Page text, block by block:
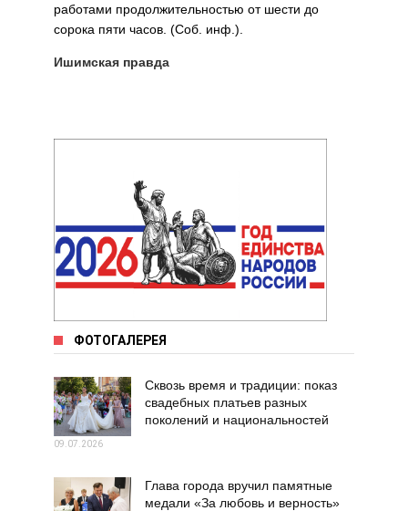
работами продолжительностью от шести до
сорока пяти часов. (Соб. инф.).
Ишимская правда
ФОТОГАЛЕРЕЯ
Сквозь время и традиции: показ
свадебных платьев разных
поколений и национальностей
09.07.2026
Глава города вручил памятные
медали «За любовь и верность»